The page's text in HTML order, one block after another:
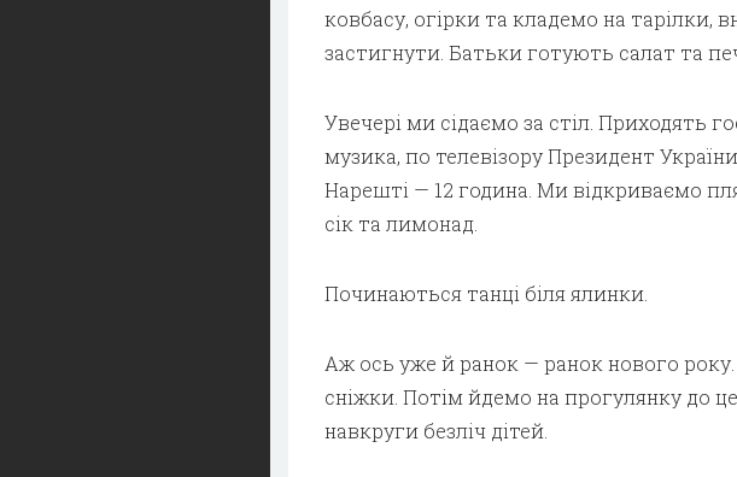
ковбасу, огірки та кладемо на тарілки,
застигнути. Батьки готують салат та
Увечері ми сідаємо за стіл. Приходять
музика, по телевізору Президент
Нарешті — 12 година. Ми відкриваємо
сік та лимонад.
Починаються танці біля ялинки.
Аж ось уже й ранок — ранок нового
сніжки. Потім йдемо на прогулянку до
навкруги безліч дітей.